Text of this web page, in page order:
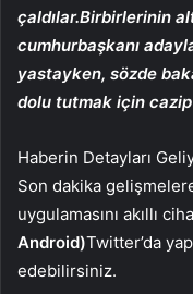
çaldılar.Birbirlerinin
cumhurbaşkanı
yastayken, sözde
dolu tutmak için cazip
Haberin Detayları
Son dakika
uygulamasını akıllı
Android)Twitter’da
edebilirsiniz.